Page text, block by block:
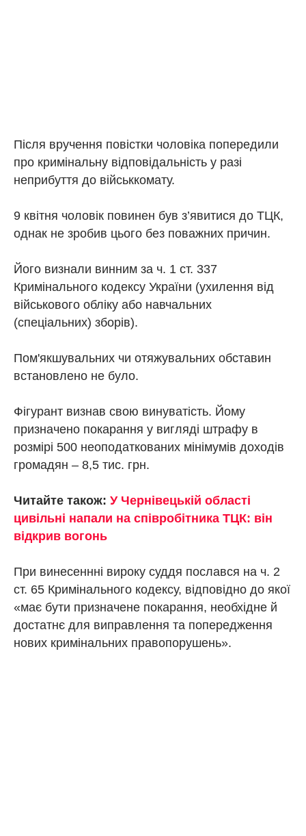
Після вручення повістки чоловіка попередили
про кримінальну відповідальність у разі
неприбуття до військкомату.
9 квітня чоловік повинен був з’явитися до ТЦК,
однак не зробив цього без поважних причин.
Його визнали винним за ч. 1 ст. 337
Кримінального кодексу України (ухилення від
військового обліку або навчальних
(спеціальних) зборів).
Пом'якшувальних чи отяжувальних обставин
встановлено не було.
Фігурант визнав свою винуватість. Йому
призначено покарання у вигляді штрафу в
розмірі 500 неоподаткованих мінімумів доходів
громадян – 8,5 тис. грн.
Читайте також: У Чернівецькій області
цивільні напали на співробітника ТЦК: він
відкрив вогонь
При винесеннні вироку суддя послався на ч. 2
ст. 65 Кримінального кодексу, відповідно до якої
«має бути призначене покарання, необхідне й
достатнє для виправлення та попередження
нових кримінальних правопорушень».